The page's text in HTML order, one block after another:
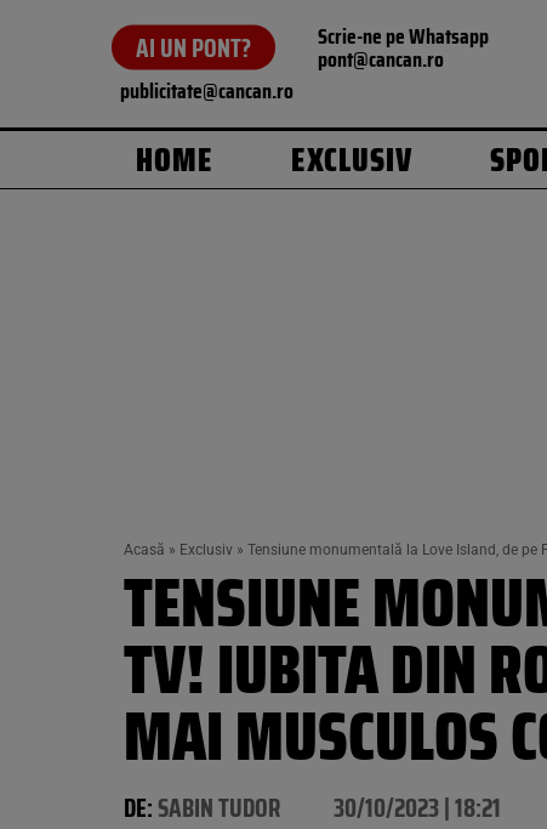
AI UN PONT? Scrie-ne pe Whatsapp
pont@cancan.ro
publicitate@cancan.ro
HOME EXCLUSIV
Acasă » Exclusiv » Tensiune monumentală la Love Island, de pe
TENSIUNE
TV! IUBITA DIN
MAI MUSCULOS
DE:SABIN TUDOR 30/10/2023 | 18:21